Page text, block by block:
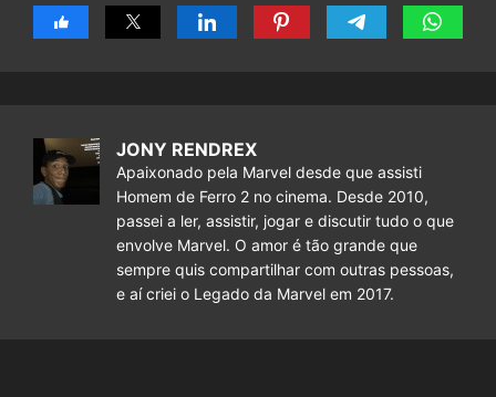
JONY RENDREX
Apaixonado pela Marvel desde que assisti
Homem de Ferro 2 no cinema. Desde 2010,
passei a ler, assistir, jogar e discutir tudo o que
envolve Marvel. O amor é tão grande que
sempre quis compartilhar com outras pessoas,
e aí criei o Legado da Marvel em 2017.